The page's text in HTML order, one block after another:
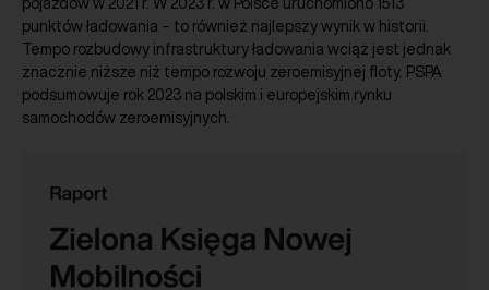
pojazdów w 2021 r. W 2023 r. w Polsce uruchomiono 1513
punktów ładowania – to również najlepszy wynik w historii.
Tempo rozbudowy infrastruktury ładowania wciąż jest jednak
znacznie niższe niż tempo rozwoju zeroemisyjnej floty. PSPA
podsumowuje rok 2023 na polskim i europejskim rynku
samochodów zeroemisyjnych.